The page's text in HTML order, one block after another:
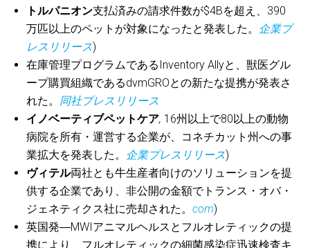
トルパニオン支払済みの請求件数が$4Bを超え、390
万匹以上のペットが対象になったと発表した。 企業プ
レスリリース)
在庫管理プログラムであるInventory Allyと、獣医グル
ープ購買組織であるdvmGROとの新たな提携が発表さ
れた。 同社プレスリリース
イノベーティブペットケア, 16州以上で80以上の動物
病院を所有・運営する企業が、コネチカット州への事
業拡大を発表した。 企業プレスリリース)
ヴィテル両社とも牛生産者向けのソリューションを提
供する企業であり、非公開の金額でトランス・オバ・
ジェネティクス社に売却された。com)
英国発―MWIアニマルヘルスとフルオレティックの提
携により、フルオレティックの細菌感染症迅速検査キ